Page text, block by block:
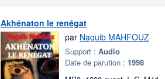
Akhénaton le renégat
par Naguib MAHFOUZ
Support : Audio
Date de parution : 1998